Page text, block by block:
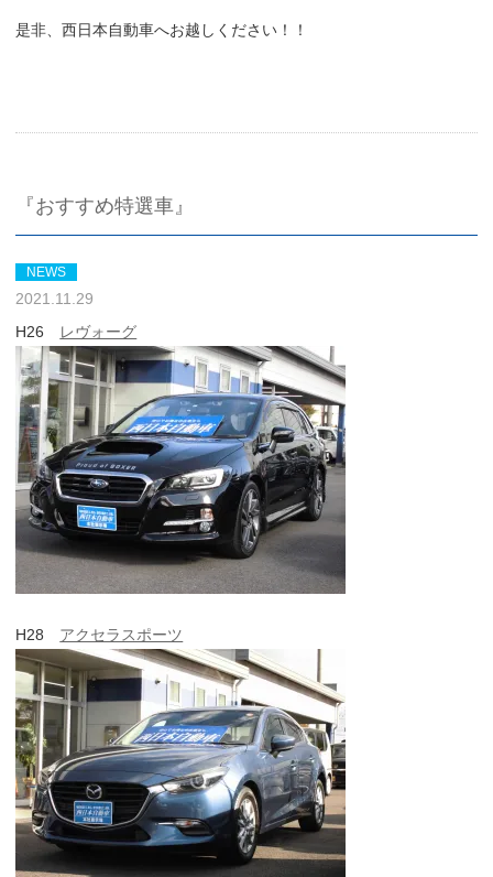
是非、西日本自動車へお越しください！！
『おすすめ特選車』
NEWS
2021.11.29
H26
レヴォーグ
H28 アクセラスポーツ